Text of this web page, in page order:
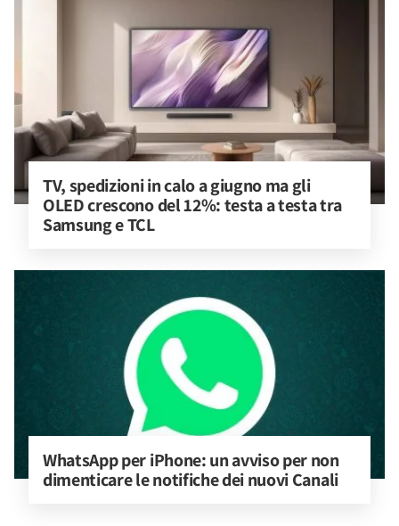
TV, spedizioni in calo a giugno ma gli
OLED crescono del 12%: testa a testa tra
Samsung e TCL
WhatsApp per iPhone: un avviso per non
dimenticare le notifiche dei nuovi Canali